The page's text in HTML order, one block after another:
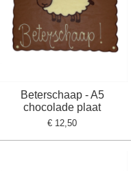
Beterschaap - A5
chocolade plaat
€ 12,50